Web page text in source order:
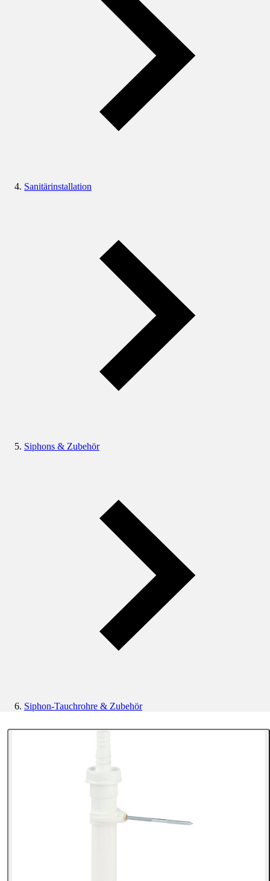
Sanitärinstallation
Siphons & Zubehör
Siphon-Tauchrohre & Zubehör